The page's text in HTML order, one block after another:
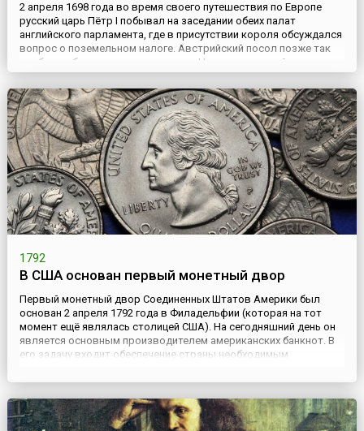
2 апреля 1698 года во время своего путешествия по Европе
русский царь Пётр I побывал на заседании обеих палат
английского парламента, где в присутствии короля обсуждался
вопрос о поземельном налоге. Австрийский посол позже так
сообщит об этом венскому двору: «Царь московский, не
видавший еще до тех пор заседаний парламента, находился на
крыше здания и смотрел на церемонию чрез небольшое ок...
1792
В США основан первый монетный двор
Первый монетный двор Соединенных Штатов Америки был
основан 2 апреля 1792 года в Филадельфии (которая на тот
момент ещё являлась столицей США). На сегодняшний день он
является основным производителем американских банкнот. В
его задачу входит обеспечение страны необходимым
Mint) чеканит металлическую американскую валюту, руководит
своими...